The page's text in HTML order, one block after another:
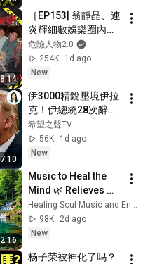
［EP153] 翁靜晶、連
炎輝細數娛樂圈內幕
｜揭張國榮梅艷芳等
巨星秘聞｜誰吞了劉
家良的血汗錢｜梅艷
終極現身｜由TVB訓
練班到星級保險從業
員
危險人物2.0
254K
1d ago
New
伊3000精銳壓境伊拉
克！伊總統28次辭職
洩二哈機密；13次毀
約紀錄震驚全球，中
共百億大單被毀；卡
網站被攻破【北美新
聞】
希望之聲TV
56K
1d ago
New
Music to Heal the
Mind 🌿 Relieves
Anxiety and Relaxes
the Nervous System
Healing Soul Music and Enjoy Bliss
98K
2d ago
New
杨子荣被神化了吗？